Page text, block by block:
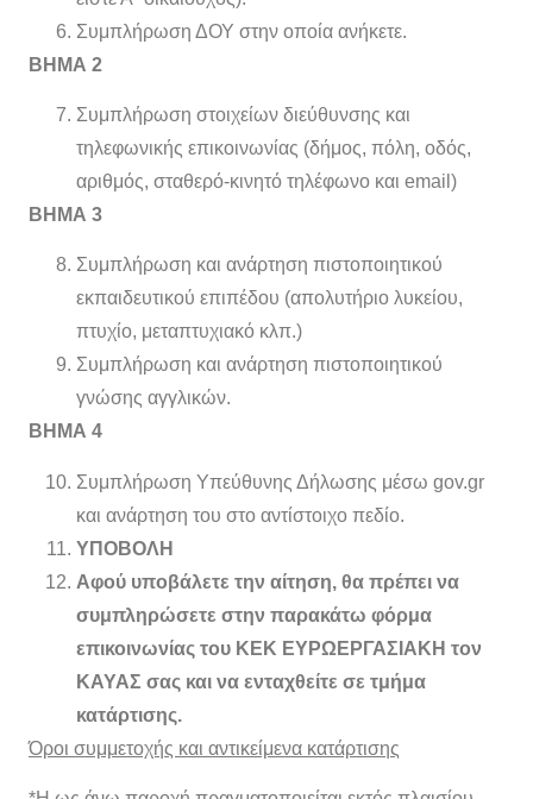
Συμπλήρωση ΔΟΥ στην οποία ανήκετε.
ΒΗΜΑ 2
Συμπλήρωση στοιχείων διεύθυνσης και
τηλεφωνικής επικοινωνίας (δήμος, πόλη, οδός,
αριθμός, σταθερό-κινητό τηλέφωνο και email)
ΒΗΜΑ 3
Συμπλήρωση και ανάρτηση πιστοποιητικού
εκπαιδευτικού επιπέδου (απολυτήριο λυκείου,
πτυχίο, μεταπτυχιακό κλπ.)
Συμπλήρωση και ανάρτηση πιστοποιητικού
γνώσης αγγλικών.
ΒΗΜΑ 4
Συμπλήρωση Υπεύθυνης Δήλωσης μέσω gov.gr
και ανάρτηση του στο αντίστοιχο πεδίο.
ΥΠΟΒΟΛΗ
Αφού υποβάλετε την αίτηση, θα πρέπει να
συμπληρώσετε στην παρακάτω φόρμα
επικοινωνίας του ΚΕΚ ΕΥΡΩΕΡΓΑΣΙΑΚΗ τον
ΚΑΥΑΣ σας και να ενταχθείτε σε τμήμα
κατάρτισης.
Όροι συμμετοχής και αντικείμενα κατάρτισης